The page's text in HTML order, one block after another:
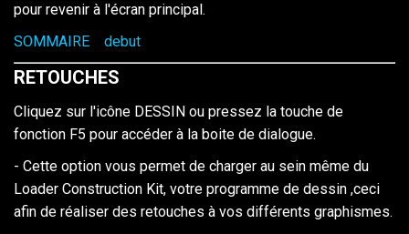
pour revenir à l'écran principal.
SOMMAIRE
debut
RETOUCHES
Cliquez sur l'icône DESSIN ou pressez la touche de
fonction F5 pour accéder à la boite de dialogue.
- Cette option vous permet de charger au sein même du
Loader Construction Kit, votre programme de dessin ,ceci
afin de réaliser des retouches à vos différents graphismes.